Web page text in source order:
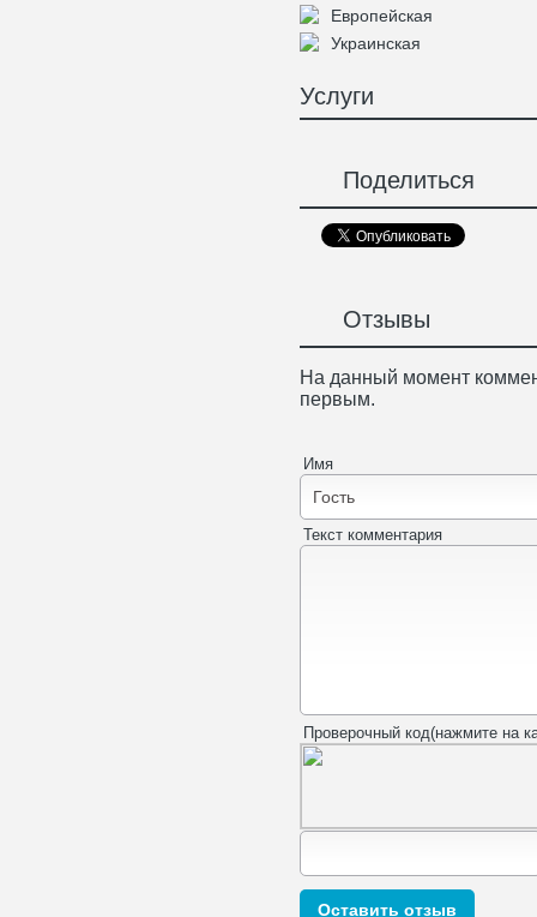
Европейская
Украинская
Услуги
Поделиться
Отзывы
На данный момент
первым.
Имя
Текст комментария
Проверочный код(нажмите на